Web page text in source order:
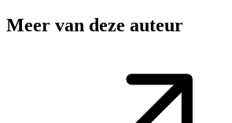
Meer van deze auteur